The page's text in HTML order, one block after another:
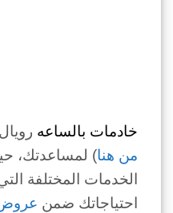
خادمات بالساعه
من هنا) لمساعدتك،
الخدمات المختلفة
احتياجاتك ضمن